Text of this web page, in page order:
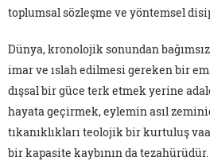
toplumsal sözleşme ve yöntemsel
Dünya, kronolojik sonundan
imar ve ıslah edilmesi gereken bir
dışsal bir güce terk etmek yerine
hayata geçirmek, eylemin asıl
tıkanıklıkları teolojik bir kurtuluş
bir kapasite kaybının da tezahürüdür.